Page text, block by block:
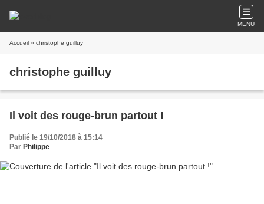
MENU
Accueil » christophe guilluy
christophe guilluy
Il voit des rouge-brun partout !
Publié le 19/10/2018 à 15:14
Par Philippe